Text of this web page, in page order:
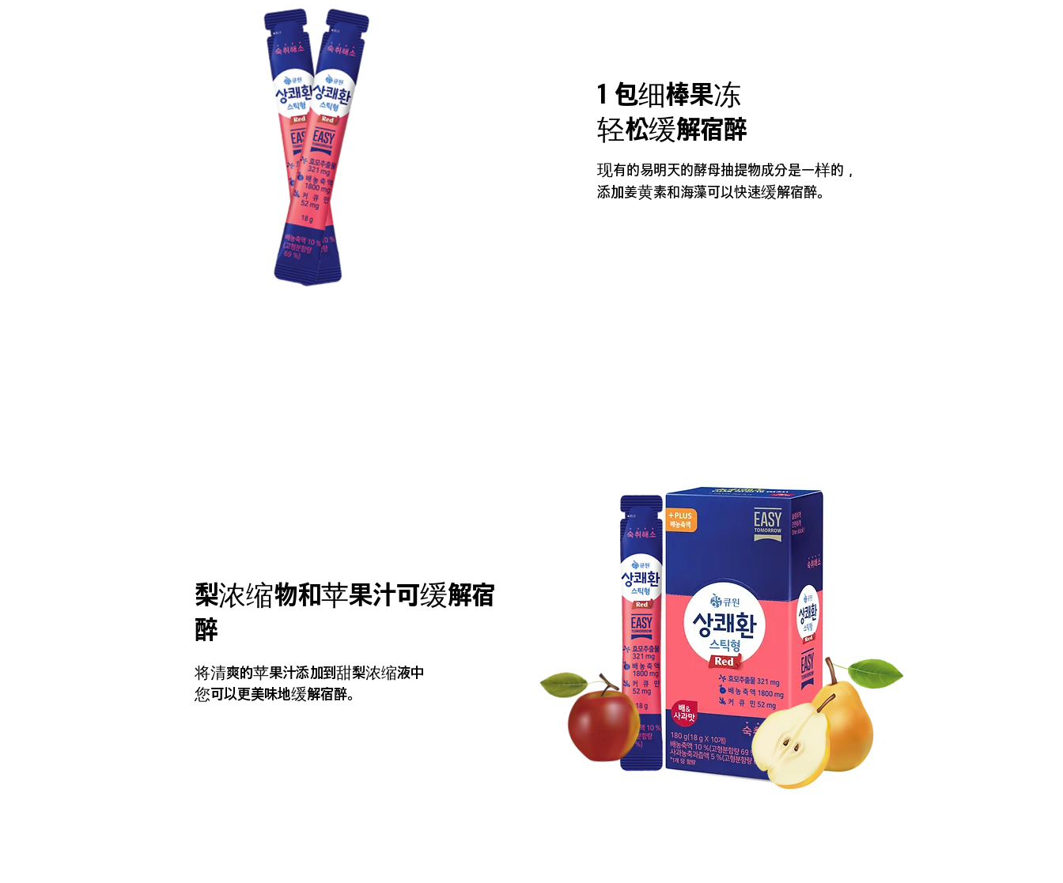
1 包细棒果冻
轻松缓解宿醉
现有的易明天的酵母抽提物成分是一样的，
添加姜黄素和海藻可以快速缓解宿醉。
梨浓缩物和苹果汁可缓解宿
醉
将清爽的苹果汁添加到甜梨浓缩液中
您可以更美味地缓解宿醉。